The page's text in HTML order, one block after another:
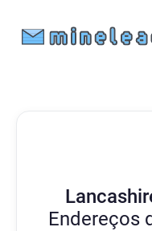
Endereços